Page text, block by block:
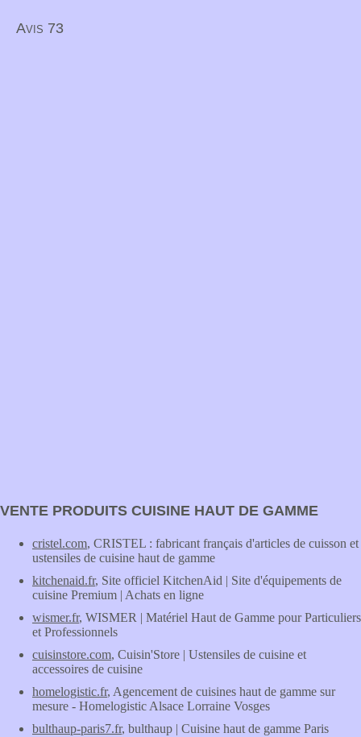
Avis 73
VENTE PRODUITS CUISINE HAUT DE GAMME
cristel.com, CRISTEL : fabricant français d'articles de cuisson et
ustensiles de cuisine haut de gamme
kitchenaid.fr, Site officiel KitchenAid | Site d'équipements de
cuisine Premium | Achats en ligne
wismer.fr, WISMER | Matériel Haut de Gamme pour Particuliers
et Professionnels
cuisinstore.com, Cuisin'Store | Ustensiles de cuisine et
accessoires de cuisine
homelogistic.fr, Agencement de cuisines haut de gamme sur
mesure - Homelogistic Alsace Lorraine Vosges
bulthaup-paris7.fr, bulthaup | Cuisine haut de gamme Paris